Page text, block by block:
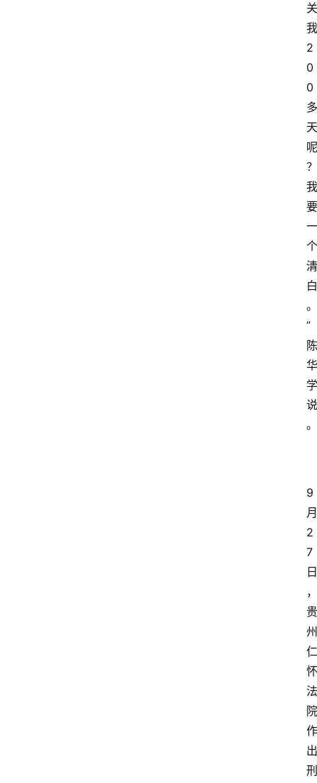
关
我
2
0
0
多
天
呢
？
我
要
一
个
清
白
。
”
陈
华
学
说
。
9
月
2
7
日
，
贵
州
仁
怀
法
院
作
出
刑